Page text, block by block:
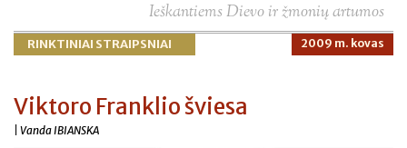
Ieškantiems Dievo ir žmonių artumos
RINKTINIAI STRAIPSNIAI 2009 m. kovas
Viktoro Franklio šviesa
| Vanda IBIANSKA